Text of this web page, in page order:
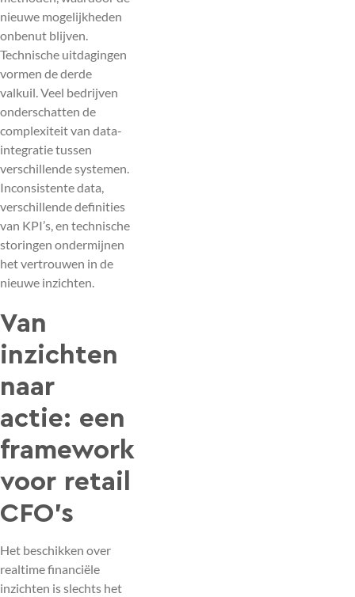
nieuwe mogelijkheden
onbenut blijven.
Technische uitdagingen
vormen de derde
valkuil. Veel bedrijven
onderschatten de
complexiteit van data-
integratie tussen
verschillende systemen.
Inconsistente data,
verschillende definities
van KPI’s, en technische
storingen ondermijnen
het vertrouwen in de
nieuwe inzichten.
Van
inzichten
naar
actie: een
framework
voor retail
CFO’s
Het beschikken over
realtime financiële
inzichten is slechts het